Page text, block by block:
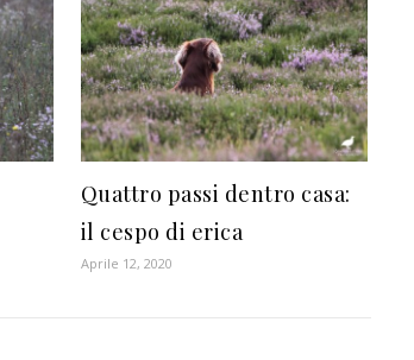
Quattro passi dentro casa:
il cespo di erica
Aprile 12, 2020